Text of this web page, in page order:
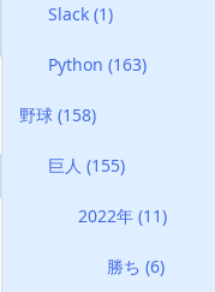
Slack(1)
Python(163)
野球 (158)
巨人(155)
2022年 (11)
勝ち(6)